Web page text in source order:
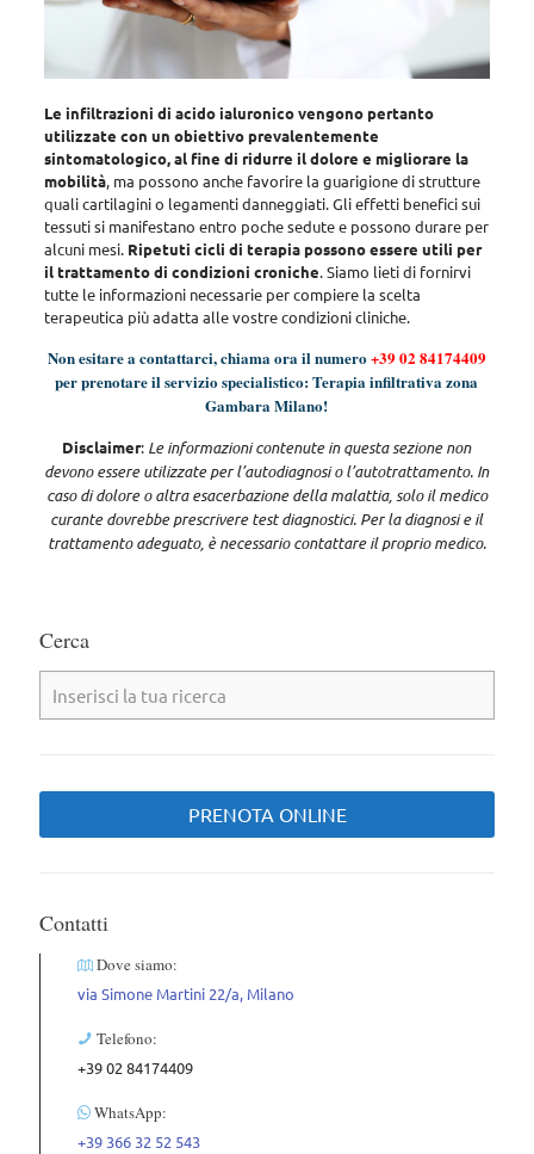
Le infiltrazioni di acido ialuronico vengono pertanto
utilizzate con un obiettivo prevalentemente
sintomatologico, al fine di ridurre il dolore e migliorare la
mobilità, ma possono anche favorire la guarigione di strutture
quali cartilagini o legamenti danneggiati. Gli effetti benefici sui
tessuti si manifestano entro poche sedute e possono durare per
alcuni mesi. Ripetuti cicli di terapia possono essere utili per
il trattamento di condizioni croniche. Siamo lieti di fornirvi
tutte le informazioni necessarie per compiere la scelta
terapeutica più adatta alle vostre condizioni cliniche.
Non esitare a contattarci, chiama ora il numero+39 02 84174409
per prenotare il servizio specialistico: Terapia infiltrativa zona
Gambara Milano!
Disclaimer: Le informazioni contenute in questa sezione non
devono essere utilizzate per l’autodiagnosi o l’autotrattamento. In
caso di dolore o altra esacerbazione della malattia, solo il medico
curante dovrebbe prescrivere test diagnostici. Per la diagnosi e il
trattamento adeguato, è necessario contattare il proprio medico.
Cerca
PRENOTA ONLINE
Contatti
Dove siamo:
via Simone Martini 22/a, Milano
Telefono:
+39 02 84174409
WhatsApp:
+39 366 32 52 543